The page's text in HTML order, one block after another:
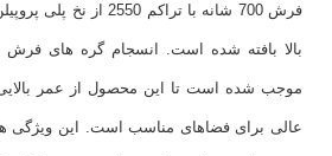
فرش 700 شانه با تراکم
بالا بافته شده است. انسجام گره های
موجب شده است تا این محصول از عمر بالایی
عالی برای فضاهای مناسب است. این ویژگی